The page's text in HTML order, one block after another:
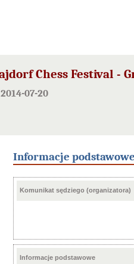
Chess Festival -
07-20
Informacje
Komunikat sędziego (organizatora)
Informacje podstawowe